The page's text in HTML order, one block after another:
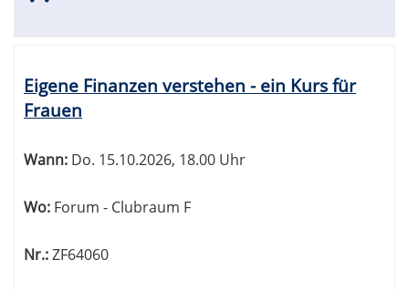
Eigene Finanzen verstehen - ein Kurs für
Frauen
Wann: Do. 15.10.2026, 18.00 Uhr
Wo: Forum - Clubraum F
Nr.:ZF64060